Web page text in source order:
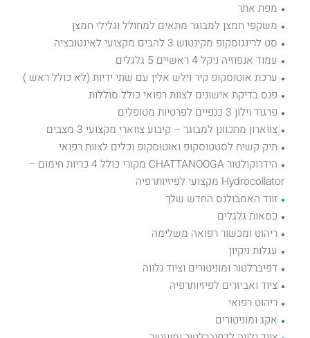
מפת אתר
משקפי חמצן למבוגר מתאים למחולל וגלילי חמצן
סט לרינגוסקופ מקינטוש 3 להבים מקצועי לאינטובציה
עמוד אנפוזיה ניקל 4 ראשיים 5 גלגלים
ערכת אוטוסקופ קיר וילש אלין עם שתי ידיות (לא כולל ראש )
פנס בדיקת אישונים לצוות רפואי כולל סוללות
פרגוד וילון 3 כנפיים לפרטיות מטופלים
צווארון מתכוונן למבוגר – קיבוע צווארי מקצועי 3 מצבים
תיק קשיח לסטטוסקופ ואוטוסקופ וכלים לצוות רפואי
הידרוקולטור CHATTANOOGA מקורי כולל 4 כריות חימום –
Hydrocollator מקצועי לפיזיותרפיה
זווד האמבולנס החדש שלך
כסאות גלגלים
ריהוט ומכשור רפואה משלימה
עגלות ניקיון
דפיברלטור ומוניטורים וציוד נלווה
ציוד ואביזרים לפיזיותרפיה
ריהוט רפואי
אקג ומוניטורים